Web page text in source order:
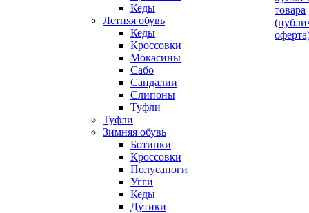
Кеды
Летняя обувь
Кеды
Кроссовки
Мокасины
Сабо
Сандалии
Слипоны
Туфли
Туфли
Зимняя обувь
Ботинки
Кроссовки
Полусапоги
Угги
Кеды
Дутики
товара